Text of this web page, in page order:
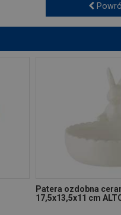
Patera ozdobna
17,5x13,5x11 cm